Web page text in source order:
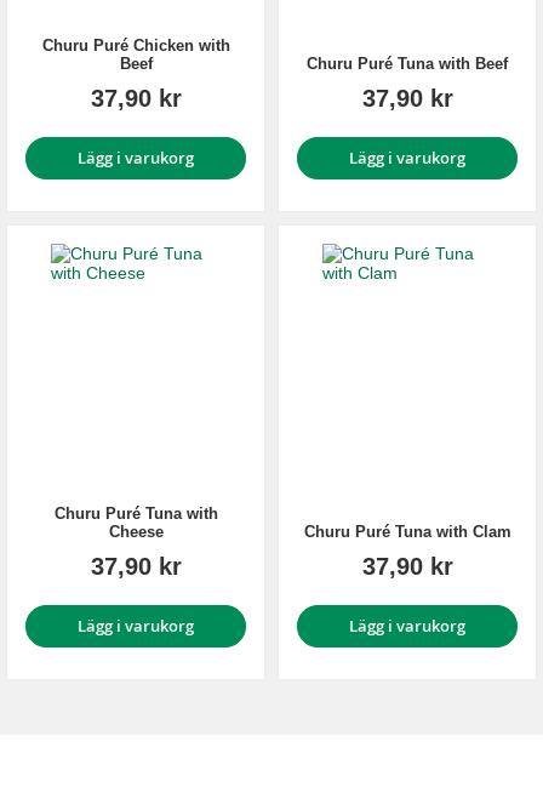
Churu Puré Chicken with
Beef
37,90 kr
Lägg i varukorg
Churu Puré Tuna with Beef
37,90 kr
Lägg i varukorg
Churu Puré Tuna with
Cheese
37,90 kr
Lägg i varukorg
Churu Puré Tuna with Clam
37,90 kr
Lägg i varukorg